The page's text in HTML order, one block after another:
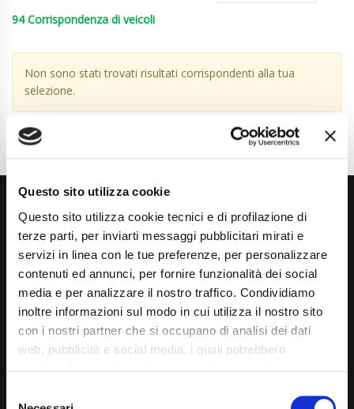
Questo sito utilizza cookie
Questo sito utilizza cookie tecnici e di profilazione di
terze parti, per inviarti messaggi pubblicitari mirati e
servizi in linea con le tue preferenze, per personalizzare
contenuti ed annunci, per fornire funzionalità dei social
media e per analizzare il nostro traffico. Condividiamo
inoltre informazioni sul modo in cui utilizza il nostro sito
con i nostri partner che si occupano di analisi dei dati
web, pubblicità e social media, i quali potrebbero
mera chiusura del banner non comporta l’accettazione
94 Corrispondenza di veicoli
Non sono stati trovati risultati corrispondenti alla tua
selezione.
Via Giuditta Pasta 2, Como (CO) 22100
(+39) 031 431 3066
info@carspecialist.eu